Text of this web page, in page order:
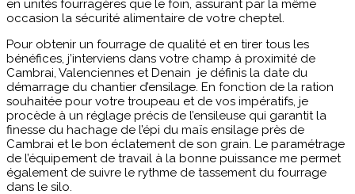
en unités fourragères que le foin, assurant par la même
occasion la sécurité alimentaire de votre cheptel.
Pour obtenir un fourrage de qualité et en tirer tous les
bénéfices, j’interviens dans votre champ à proximité de
Cambrai, Valenciennes et Denain je définis la date du
démarrage du chantier d’ensilage. En fonction de la ration
souhaitée pour votre troupeau et de vos impératifs, je
procède à un réglage précis de l’ensileuse qui garantit la
finesse du hachage de l’épi du maïs ensilage près de
Cambrai et le bon éclatement de son grain. Le paramétrage
de l’équipement de travail à la bonne puissance me permet
également de suivre le rythme de tassement du fourrage
dans le silo.